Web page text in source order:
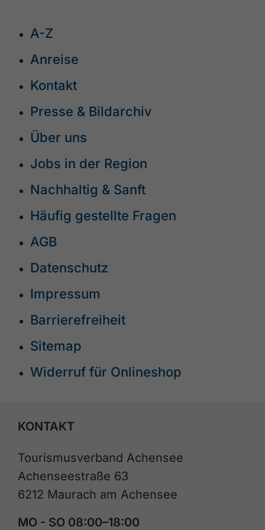
A-Z
Anreise
Kontakt
Presse & Bildarchiv
Über uns
Jobs in der Region
Nachhaltig & Sanft
Häufig gestellte Fragen
AGB
Datenschutz
Impressum
Barrierefreiheit
Sitemap
Widerruf für Onlineshop
KONTAKT
Tourismusverband Achensee
Achenseestraße 63
6212 Maurach am Achensee
MO - SO 08:00–18:00